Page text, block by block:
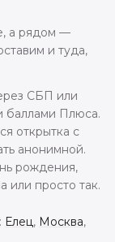
а рядом —
и туда,
СБП или
баллами Плюса.
открытка с
анонимной.
рождения,
или просто так.
Елец, Москва,